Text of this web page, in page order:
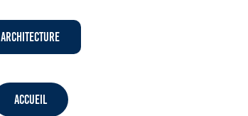
Architecture
Accueil